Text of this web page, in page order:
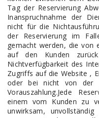
Tag der Reservierung
Inanspruchnahme der
nicht für die
der Reservierung im
gemacht werden, die von
auf den Kunden
Nichtverfügbarkeit des
Zugriffs auf die Website ,
oder bei nicht von der
Vorauszahlung.Jede
einem vom Kunden zu
unwirksam,